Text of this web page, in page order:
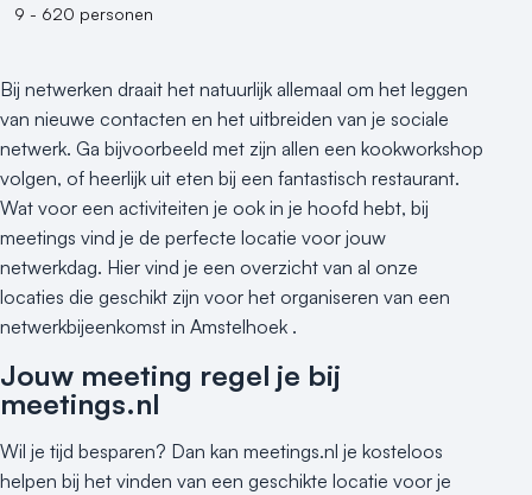
9 - 620 personen
Bij netwerken draait het natuurlijk allemaal om het leggen
van nieuwe contacten en het uitbreiden van je sociale
netwerk. Ga bijvoorbeeld met zijn allen een kookworkshop
volgen, of heerlijk uit eten bij een fantastisch restaurant.
Wat voor een activiteiten je ook in je hoofd hebt, bij
meetings vind je de perfecte locatie voor jouw
netwerkdag. Hier vind je een overzicht van al onze
locaties die geschikt zijn voor het organiseren van een
netwerkbijeenkomst in Amstelhoek .
Jouw meeting regel je bij
meetings.nl
Wil je tijd besparen? Dan kan meetings.nl je kosteloos
helpen bij het vinden van een geschikte locatie voor je